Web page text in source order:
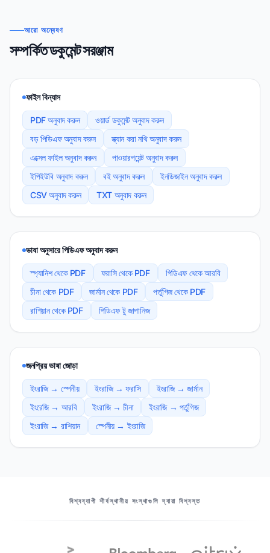
আরো অন্বেষণ
সম্পর্কিত ডকুমেন্ট সরঞ্জাম
ফাইল বিন্যাস
PDF অনুবাদ করুন
ওয়ার্ড ডকুমেন্ট অনুবাদ করুন
বড় পিডিএফ অনুবাদ করুন
স্ক্যান করা নথি অনুবাদ করুন
এক্সেল ফাইল অনুবাদ করুন
পাওয়ারপয়েন্ট অনুবাদ করুন
ইপিইউবি অনুবাদ করুন
বই অনুবাদ করুন
ইনডিজাইন অনুবাদ করুন
CSV অনুবাদ করুন
TXT অনুবাদ করুন
ভাষা অনুসারে পিডিএফ অনুবাদ করুন
স্প্যানিশ থেকে PDF ফরাসি থেকে PDF
পিডিএফ থেকে আরবি
চীনা থেকে PDF
জার্মান থেকে PDF
পর্তুগিজ থেকে PDF
রাশিয়ান থেকে PDF
পিডিএফ টু জাপানিজ
জনপ্রিয় ভাষা জোড়া
ইংরাজি → স্পেনীয় ইংরাজি → ফরাসি
ইংরাজি → জার্মান
ইংরেজি → আরবি
ইংরাজি → চীনা
ইংরাজি → পর্তুগিজ
ইংরাজি → রাশিয়ান
স্পেনীয় → ইংরাজি
বিশ্বব্যাপী শীর্ষস্থানীয় সংস্থাগুলি দ্বারা বিশ্বস্ত